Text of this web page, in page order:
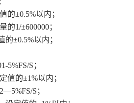
的±0.5%以内；
的1/±600000；
±0.5%以内；
5%FS/S；
值的±1%以内；
S；